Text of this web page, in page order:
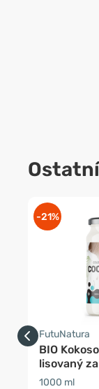
-21%
FutuNatura
BIO
lisovaný
1000 ml